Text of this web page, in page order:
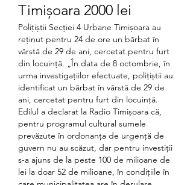
Timișoara 2000 lei
Polițiștii Secției 4 Urbane Timișoara au
reținut pentru 24 de ore un bărbat în
vârstă de 29 de ani, cercetat pentru furt
din locuință. „În data de 8 octombrie, în
urma investigațiilor efectuate, polițiștii au
identificat un bărbat în vârstă de 29 de
ani, cercetat pentru furt din locuință.
Edilul a declarat la Radio Timișoara că,
pentru programul cultural sumele
prevăzute în ordonanța de urgență de
guvern nu au scăzut, dar pentru investiții
s-a ajuns de la peste 100 de milioane de
lei la doar 52 de milioane, în condițiile în